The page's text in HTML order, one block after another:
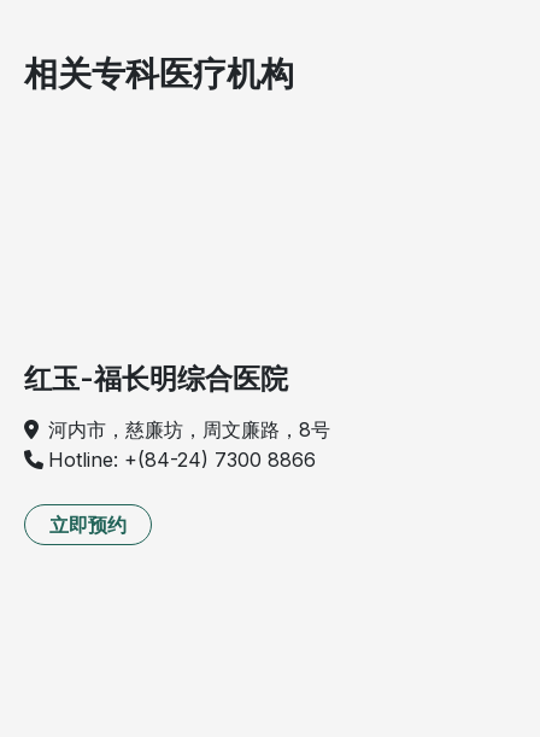
相关专科医疗机构
红玉-福长明综合医院
河内市，慈廉坊，周文廉路，8号
Hotline: +(84-24) 7300 8866
立即预约